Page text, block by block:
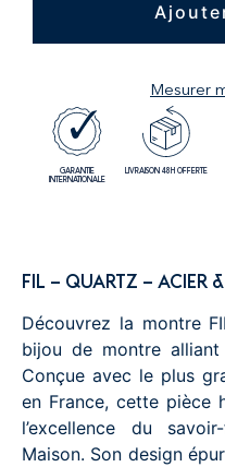
Mesurer
GARANTIE
INTERNATIONALE
LIVRAISON 48H OFFERTE
FIL – QUARTZ – ACIER
Découvrez la montre
bijou de montre
Conçue avec le plus
en France, cette pièce
l’excellence du
Maison. Son design